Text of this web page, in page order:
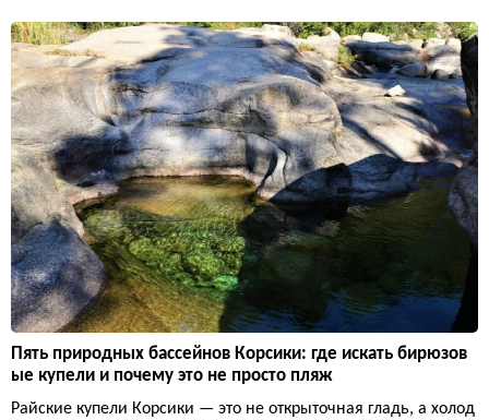
Пять природных бассейнов Корсики: где искать бирюзов
ые купели и почему это не просто пляж
Райские купели Корсики — это не открыточная гладь, а холод